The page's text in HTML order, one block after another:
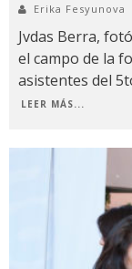
Erika Fesyunova
Jvdas Berra,
el campo de la
asistentes del
LEER MÁS...